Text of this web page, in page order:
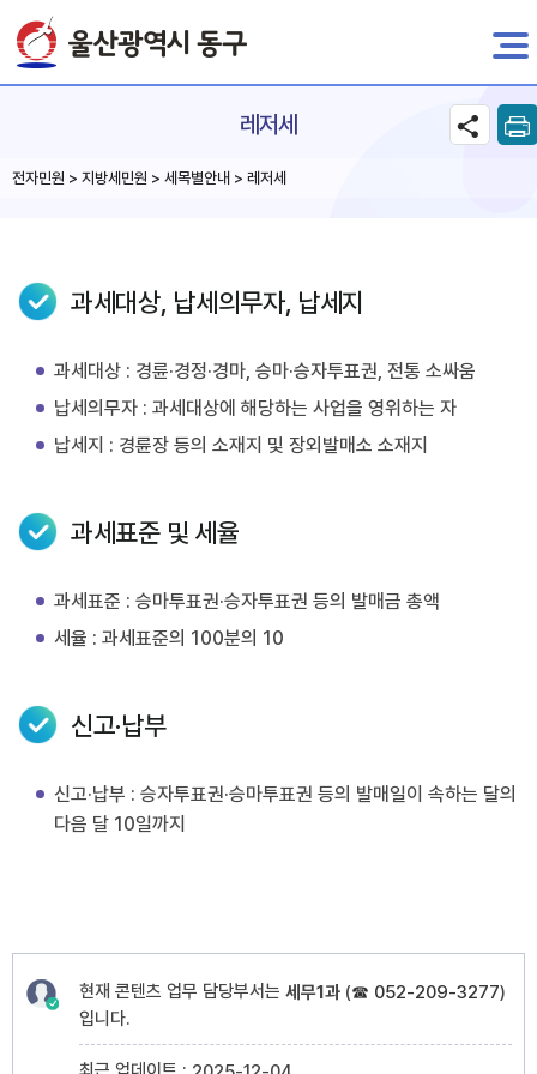
전자민원
레저세
전자민원 > 지방세민원 > 세목별안내 > 레저세
과세대상, 납세의무자, 납세지
과세대상 : 경륜·경정·경마, 승마·승자투표권, 전통 소싸움
납세의무자 : 과세대상에 해당하는 사업을 영위하는 자
납세지 : 경륜장 등의 소재지 및 장외발매소 소재지
과세표준 및 세율
과세표준 : 승마투표권·승자투표권 등의 발매금 총액
세율 : 과세표준의 100분의 10
신고·납부
신고·납부 : 승자투표권·승마투표권 등의 발매일이 속하는 달의
다음 달 10일까지
현재 콘텐츠 업무 담당부서는 세무1과 (☎ 052-209-3277)
입니다.